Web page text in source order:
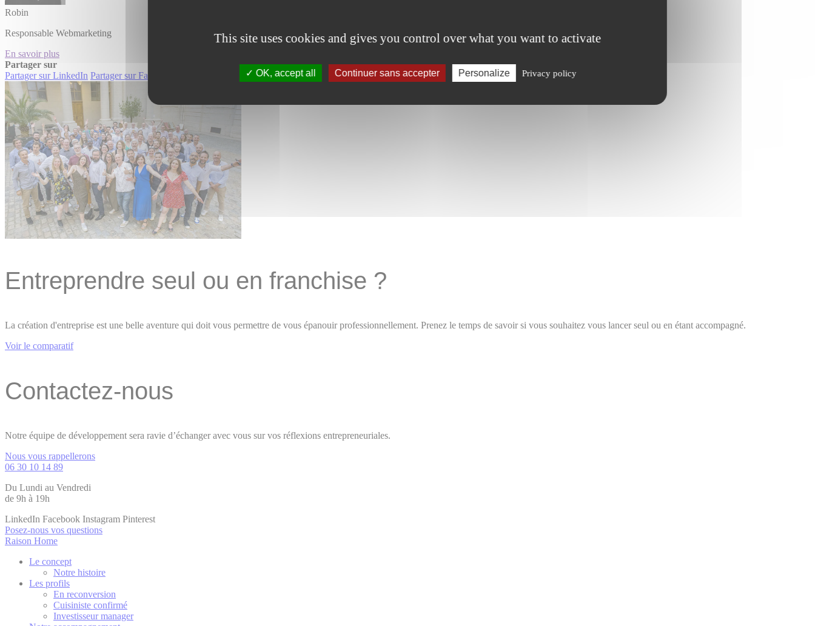
This site uses cookies and gives you control over what you want to activate
OK, accept all Continuer sans accepter Personalize Privacy policy
Robin
Responsable Webmarketing
En savoir plus
Partager sur
Partager sur LinkedIn Partager sur Facebook
Entreprendre seul ou en franchise ?
La création d'entreprise est une belle aventure qui doit vous permettre de vous épanouir professionnellement. Prenez le temps de savoir si vous souhaitez vous lancer seul ou en étant accompagné.
Voir le comparatif
Contactez-nous
Notre équipe de développement sera ravie d’échanger avec vous sur vos réflexions entrepreneuriales.
Nous vous rappellerons
06 30 10 14 89
Du Lundi au Vendredi
de 9h à 19h
LinkedIn Facebook Instagram Pinterest
Posez-nous vos questions
Raison Home
Le concept
Notre histoire
Les profils
En reconversion
Cuisiniste confirmé
Investisseur manager